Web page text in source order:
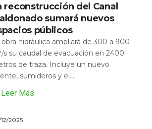
reconstrucción del Canal
sumará nuevos
públicos
obra hidráulica ampliará de 300 a 900
s su caudal de evacuación en 2400
de traza. Incluye un nuevo
sumideros y el...
Leer Más
12/2025